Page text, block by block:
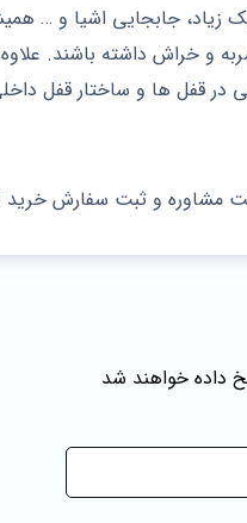
زیاد، جابجایی اشیا و …
و خراش داشته باشند.
در قفل ها و ساختار قفل
مشاوره و ثبت سفارش خرید